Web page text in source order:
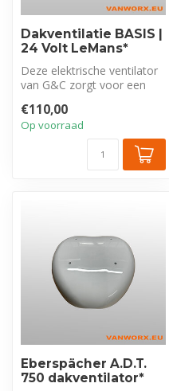
Dakventilatie BASIS |
24 Volt LeMans*
Deze elektrische ventilator
van G&C zorgt voor een
lu...
€110,00
Op voorraad
Eberspächer A.D.T.
750 dakventilator*